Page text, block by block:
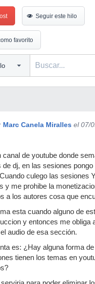
Seguir este hilo
favorito
Marc Canela Miralles el 07/
canal de youtube donde
de dj, en las sesiones
culego las sesiones
y me prohibe la
a los autores cosa que
esta cuando alguno de
y entonces me obliga
audio de esa sección.
es: ¿Hay alguna forma
tienen los temas en